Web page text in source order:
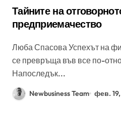
Тайните на
предприемачество
Люба Спасова Успехът на фирмите в днешно време
се превръща във все по-
Напоследък...
Newbusiness Team фев.